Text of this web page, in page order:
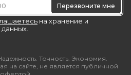
Точность. Экономия.
на сайте, не является публичной
Перезвоните мне
на хранение и